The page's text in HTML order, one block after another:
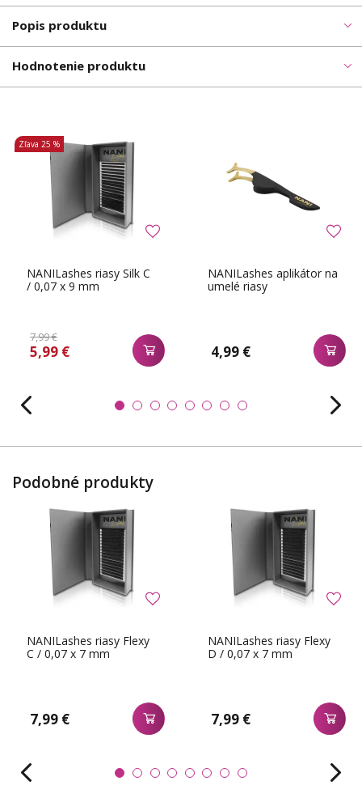
Popis produktu
Hodnotenie produktu
NANILashes riasy Silk C
/ 0,07 x 9 mm
7,99 €
5,99 €
Zľava 25 %
NANILashes aplikátor na
umelé riasy
4,99 €
Podobné produkty
NANILashes riasy Flexy
C / 0,07 x 7 mm
7,99 €
NANILashes riasy Flexy
D / 0,07 x 7 mm
7,99 €